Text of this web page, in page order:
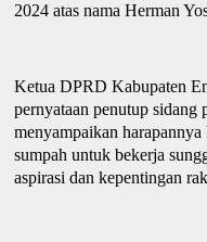
2024atas nama Herman
Ketua DPRDKabupaten
pernyataan penutup
menyampaikan
sumpah untuk bekerja
aspirasi dan kepentingan